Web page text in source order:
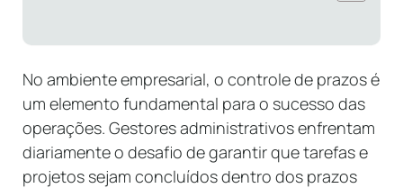
No ambiente empresarial, o controle de prazos é
um elemento fundamental para o sucesso das
operações. Gestores administrativos enfrentam
diariamente o desafio de garantir que tarefas e
projetos sejam concluídos dentro dos prazos